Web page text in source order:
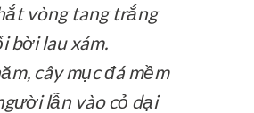
vòng tang trắng
bời lau xám.
cây mục đá mềm
lẫn vào cỏ dại